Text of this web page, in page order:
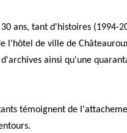
ans, tant d'histoires (1994-
l'hôtel de ville de
ainsi qu'une
témoignent de